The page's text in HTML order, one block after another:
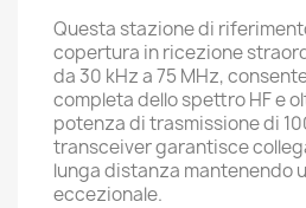
Questa stazione di
copertura in ricezione
da 30 kHz a 75 MHz,
completa dello spettro HF e
potenza di trasmissione di
transceiver garantisce
lunga distanza mantenendo
eccezionale.